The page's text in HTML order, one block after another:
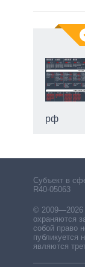
рф
Субъект в
R40-05063
© 2009—2026
охраняются
собой право
публикуется
являются